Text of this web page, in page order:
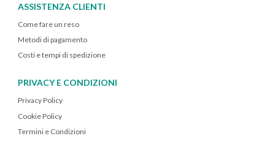
ASSISTENZA CLIENTI
Come fare un reso
Metodi di pagamento
Costi e tempi di spedizione
PRIVACY E CONDIZIONI
Privacy Policy
Cookie Policy
Termini e Condizioni